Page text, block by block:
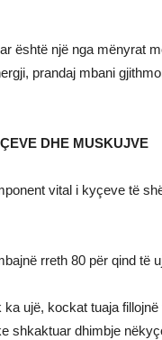
është një nga mënyrat
prandaj mbani
DHE MUSKUJVE
vital i kyçeve të
rreth 80 për qind të
ka ujë, kockat tuaja
shkaktuar dhimbje